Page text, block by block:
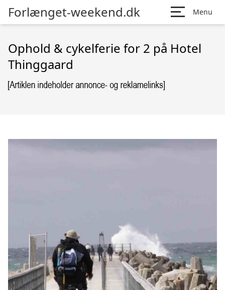
Forlænget-weekend.dk Menu
Ophold & cykelferie for 2 på Hotel
Thinggaard